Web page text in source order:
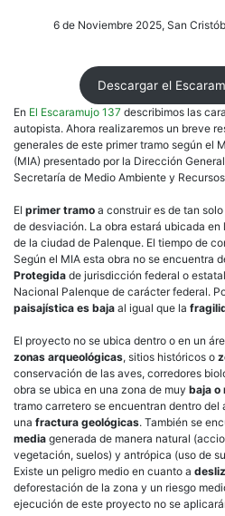
6 de Noviembre 2025, San
Descargar el
En El Escaramujo 137 describimos las
autopista. Ahora realizaremos un breve
generales de este primer tramo según el
(MIA) presentado por la Dirección
Secretaría de Medio Ambiente y
El primer tramo a construir es de tan
de desviación. La obra estará ubicada en
de la ciudad de Palenque. El tiempo de
Según el MIA esta obra no se encuentra
Protegida de jurisdicción federal o
Nacional Palenque de carácter federal.
paisajística es baja al igual que la
El proyecto no se ubica dentro o en un
zonas arqueológicas, sitios históricos o
conservación de las aves, corredores
obra se ubica en una zona de muy baja o
tramo carretero se encuentran dentro del
una fractura geológicas. También se
media generada de manera natural
vegetación, suelos) y antrópica (uso de
Existe un peligro medio en cuanto a
deforestación de la zona y un riesgo
ejecución de este proyecto no se